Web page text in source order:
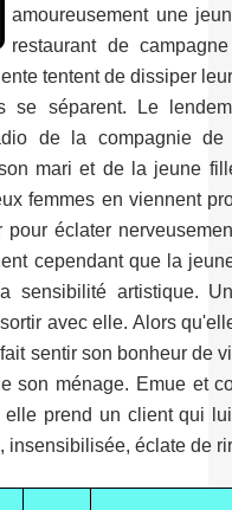
amoureusement une
restaurant de
tentent de dissiper
se séparent. Le
de la compagnie
mari et de la jeune
femmes en viennent
pour éclater
cependant que la
sensibilité artistique.
avec elle. Alors
sentir son bonheur de
son ménage. Emue et
elle prend un client qui
insensibilisée, éclate de